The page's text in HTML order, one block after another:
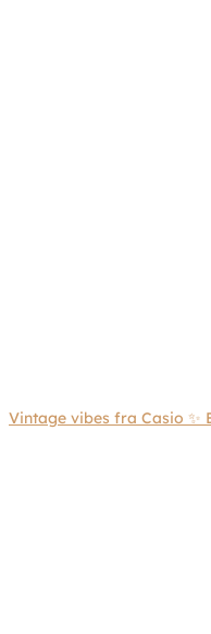
Vintage vibes fra Casio ✨